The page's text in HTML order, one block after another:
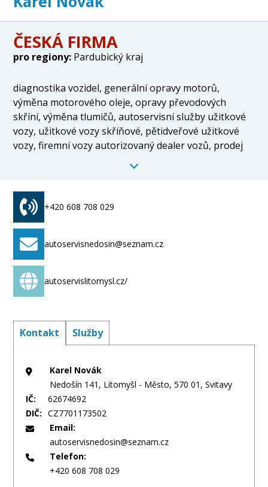
ČESKÁ FIRMA
pro regiony: Pardubický kraj
diagnostika vozidel, generální opravy motorů,
výměna motorového oleje, opravy převodových
skříní, výměna tlumičů, autoservisní služby užitkové
vozy, užitkové vozy skříňové, pětidveřové užitkové
vozy, firemní vozy autorizovaný dealer vozů, prodej
+420 608 708 029
autoservisnedosin@seznam.cz
autoservislitomysl.cz/
Kontakt Služby
Karel Novák
Nedošín 141, Litomyšl - Město, 570 01, Svitavy
IČ:
62674692
DIČ:
CZ7701173502
Email:
autoservisnedosin@seznam.cz
Telefon:
+420 608 708 029